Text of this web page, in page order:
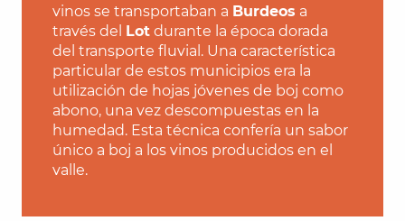
vinos se transportaban a Burdeos a
través del
Lot durante la época dorada
del transporte fluvial. Una característica
particular de estos municipios era la
utilización de hojas jóvenes de boj como
abono, una vez descompuestas en la
humedad. Esta técnica confería un sabor
único a boj a los vinos producidos en el
valle.